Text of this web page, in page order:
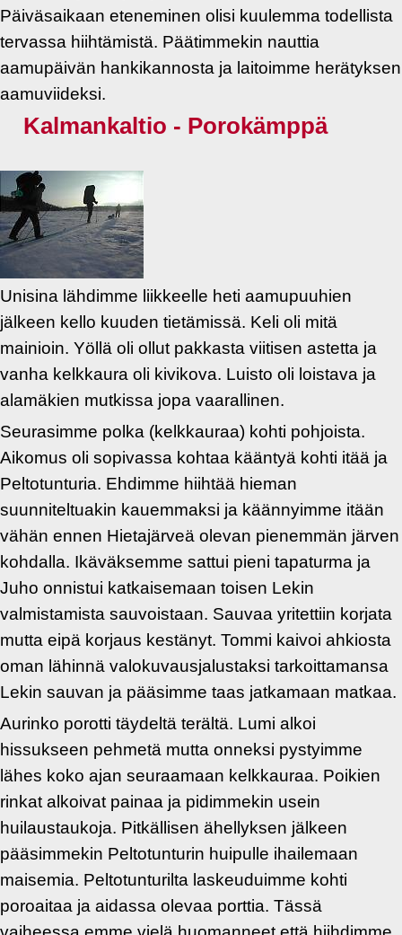
Päiväsaikaan eteneminen olisi kuulemma todellista
tervassa hiihtämistä. Päätimmekin nauttia
aamupäivän hankikannosta ja laitoimme herätyksen
aamuviideksi.
Kalmankaltio - Porokämppä
Unisina lähdimme liikkeelle heti aamupuuhien
jälkeen kello kuuden tietämissä. Keli oli mitä
mainioin. Yöllä oli ollut pakkasta viitisen astetta ja
vanha kelkkaura oli kivikova. Luisto oli loistava ja
alamäkien mutkissa jopa vaarallinen.
Seurasimme polka (kelkkauraa) kohti pohjoista.
Aikomus oli sopivassa kohtaa kääntyä kohti itää ja
Peltotunturia. Ehdimme hiihtää hieman
suunniteltuakin kauemmaksi ja käännyimme itään
vähän ennen Hietajärveä olevan pienemmän järven
kohdalla. Ikäväksemme sattui pieni tapaturma ja
Juho onnistui katkaisemaan toisen Lekin
valmistamista sauvoistaan. Sauvaa yritettiin korjata
mutta eipä korjaus kestänyt. Tommi kaivoi ahkiosta
oman lähinnä valokuvausjalustaksi tarkoittamansa
Lekin sauvan ja pääsimme taas jatkamaan matkaa.
Aurinko porotti täydeltä terältä. Lumi alkoi
hissukseen pehmetä mutta onneksi pystyimme
lähes koko ajan seuraamaan kelkkauraa. Poikien
rinkat alkoivat painaa ja pidimmekin usein
huilaustaukoja. Pitkällisen ähellyksen jälkeen
pääsimmekin Peltotunturin huipulle ihailemaan
maisemia. Peltotunturilta laskeuduimme kohti
poroaitaa ja aidassa olevaa porttia. Tässä